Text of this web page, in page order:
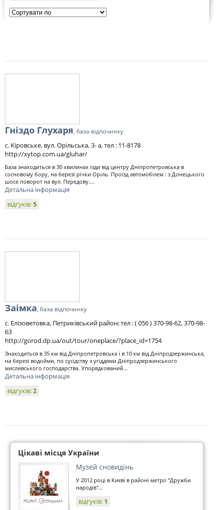
Гніздо Глухаря, база відпочинку
с. Кіровське, вул. Орільська, 3- а, тел : 11-8178
http://xytop.com.ua/gluhar/
База знаходиться в 30 хвилинах їзди від центру Дніпропетровська в
сосновому бору, на березі річки Оріль. Проїзд автомобілем : з Донецького
шосе поворот на вул. Передову....
Детальна інформація
відгуків:5
Заімка, база відпочинку
с. Елізоветовка, Петриківський район; тел : ( 056 ) 370-98-62, 370-98-
63
http://gorod.dp.ua/out/tour/oneplace/?place_id=1754
Знаходиться в 35 км від Дніпропетровська і в 10 км від Дніпродзержинська,
на березі водойми, по сусідству з угіддями Дніпродзержинського
мисливського господарства. Упорядкований...
Детальна інформація
відгуків:2
Цікаві місця України
Музей сновидінь
У 2012 році в Києві в районі метро "Дружби
народів"...
відгуків: 1